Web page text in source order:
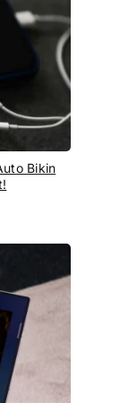
Bikin